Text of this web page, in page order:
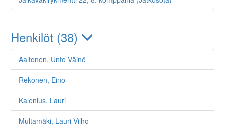
Henkilöt (38)
Aaltonen, Unto Väinö
Rekonen, Eino
Kalenius, Lauri
Multamäki, Lauri Vilho